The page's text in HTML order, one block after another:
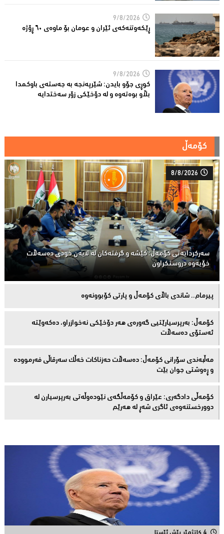
9/8/2026
ڕێكه‌وتنه‌كه‌ی ئێران و عومان بۆ ماوه‌ی ٦٠ ڕۆژه‌
9/8/2026
کوڕی جۆو بایدن: شێرپەنجە بە جەستەی باوکمدا
بڵاو بوەتەوە و لە دۆخێکی زۆر سەختدایە
کۆمەڵ
8/8/2026
سەركردایەتی كۆمەڵ: كێشە و گرفتەكان لە لایەن خودی دەسەڵات
خۆیەوە دروستكراون
پیرمام.. شاندی باڵای كۆمه‌ڵ و پارتی كۆبوونه‌وه‌
كۆمەڵ: بەرپرسیارێتیی گەورەی هەر دۆخێکی نەخوازراو، دەكەوێتە
ئەستۆی دەسەڵات
مەڵبەندى سۆرانى کۆمەڵ: دەسەڵات حەزناکات خەڵک سەرقاڵى فەرموودە
و ڕەوشتى جوان بێت
کۆمەڵى دادگەرى: عێراق و كۆمەڵگەی نێودەوڵەتی بەرپرسیارن لە
دوورخستنەوەى ئاگری شەڕ لە هەرێم